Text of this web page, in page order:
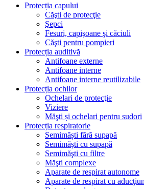
Protecția capului
Căşti de protecţie
Şepci
Fesuri, capişoane şi căciuli
Căşti pentru pompieri
Protecția auditivă
Antifoane externe
Antifoane interne
Antifoane interne reutilizabile
Protecția ochilor
Ochelari de protecţie
Viziere
Măşti și ochelari pentru sudori
Protecția respiratorie
Semimăști fără supapă
Semimăşti cu supapă
Semimăşti cu filtre
Măşti complexe
Aparate de respirat autonome
Aparate de respirat cu